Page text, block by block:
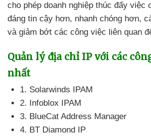
cho phép doanh nghiệp thúc đẩy việc
đáng tin cậy hơn, nhanh chóng hơn,
và giảm bớt các công việc liên quan
Quản lý địa chỉ IP với các
nhất
1. Solarwinds IPAM
2. Infoblox IPAM
3. BlueCat Address Manager
4. BT Diamond IP